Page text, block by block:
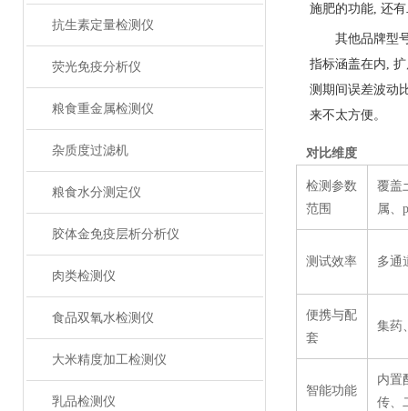
抗生素定量检测仪
荧光免疫分析仪
粮食重金属检测仪
杂质度过滤机
粮食水分测定仪
胶体金免疫层析分析仪
肉类检测仪
食品双氧水检测仪
大米精度加工检测仪
乳品检测仪
施肥的功能, 还
其他品‍牌型
指标涵盖在内,
测期间误差波⁠动
来不太方便。
对比维度
检测参数
范围
覆盖
属、
测试效率 多通
便携与配
套
集药
智能功能
内置
传、